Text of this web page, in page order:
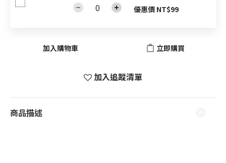
優惠價 NT$99
加入購物車 立即購買
加入追蹤清單
商品描述